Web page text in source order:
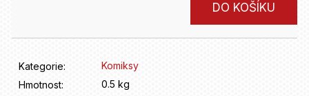
DO KOŠÍKU
Kategorie:
Komiksy
Hmotnost:
0.5 kg
r
č
u